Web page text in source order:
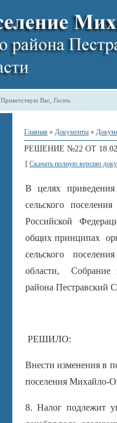
Приветствую Вас Гость
Главная » Документы »
РЕШЕНИЕ №22 ОТ
[ Скачать полную версию
В целях
сельского
Российской
общих принципах
сельского
области, Собрание
района Пестравский
РЕШИЛО:
Внести изменения в
поселения Михайло-
8. Налог подлежит